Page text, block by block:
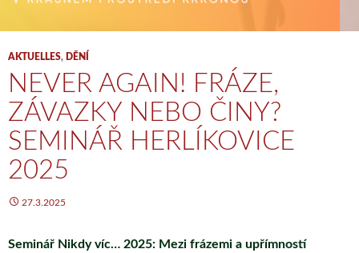
AKTUELLES, DĚNÍ
NEVER AGAIN! FRÁZE,
ZÁVAZKY NEBO ČINY?
SEMINÁŘ HERLÍKOVICE
2025
27.3.2025
Seminář Nikdy víc… 2025: Mezi frázemi a upřímností